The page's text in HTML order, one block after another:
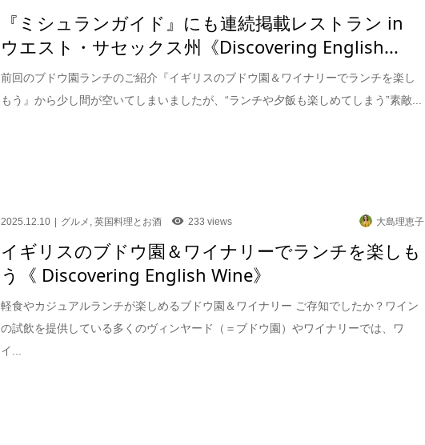
『ミシュランガイド』にも連続掲載レストラン in
ウエスト・サセックス州《Discovering English...
前回のブドウ園ランチのご紹介『イギリスのブドウ園＆ワイナリーでランチを楽し
もう』から少し間が空いてしまいましたが、“ランチや夕飯も楽しめてしまう”素敵...
2025.12.10 グルメ ,英国料理とお酒 233 views 大島理恵子
イギリスのブドウ園＆ワイナリーでランチを楽しも
う《 Discovering English Wine》
軽食やカジュアルランチが楽しめるブドウ園＆ワイナリー ご存知でしたか？ワイン
の試飲を提供している多くのヴィンヤード（＝ブドウ園）やワイナリーでは、ワ
イ...